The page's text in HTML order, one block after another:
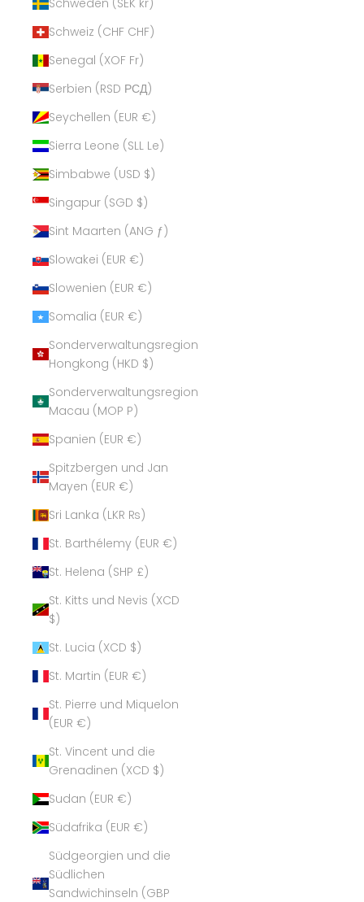
Schweiz (CHF CHF)
Senegal (XOF Fr)
Serbien (RSD РСД)
Seychellen (EUR €)
Sierra Leone (SLL Le)
Simbabwe (USD $)
Singapur (SGD $)
Sint Maarten (ANG ƒ)
Slowakei (EUR €)
Slowenien (EUR €)
Somalia (EUR €)
Sonderverwaltungsregion
Hongkong (HKD $)
Sonderverwaltungsregion
Macau (MOP P)
Spanien (EUR €)
Spitzbergen und Jan
Mayen (EUR €)
Sri Lanka (LKR ₨)
St. Barthélemy (EUR €)
St. Helena (SHP £)
St. Kitts und Nevis (XCD
$)
St. Lucia (XCD $)
St. Martin (EUR €)
St. Pierre und Miquelon
(EUR €)
St. Vincent und die
Grenadinen (XCD $)
Sudan (EUR €)
Südafrika (EUR €)
Südgeorgien und die
Südlichen
Sandwichinseln (GBP